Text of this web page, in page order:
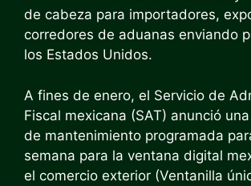
de cabeza para importadores,
corredores de aduanas enviando
los Estados Unidos.
A fines de enero, el Servicio de
Fiscal mexicana (SAT) anunció
de mantenimiento programada
semana para la ventana digital
el comercio exterior (Ventanilla